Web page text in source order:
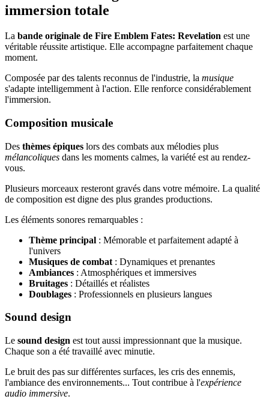
immersion totale
La bande originale de Fire Emblem Fates: Revelation est une
véritable réussite artistique. Elle accompagne parfaitement chaque
moment.
Composée par des talents reconnus de l'industrie, la musique
s'adapte intelligemment à l'action. Elle renforce considérablement
l'immersion.
Composition musicale
Des thèmes épiques lors des combats aux mélodies plus
mélancoliques dans les moments calmes, la variété est au rendez-
vous.
Plusieurs morceaux resteront gravés dans votre mémoire. La qualité
de composition est digne des plus grandes productions.
Les éléments sonores remarquables :
Thème principal : Mémorable et parfaitement adapté à
l'univers
Musiques de combat : Dynamiques et prenantes
Ambiances : Atmosphériques et immersives
Bruitages : Détaillés et réalistes
Doublages : Professionnels en plusieurs langues
Sound design
Le sound design est tout aussi impressionnant que la musique.
Chaque son a été travaillé avec minutie.
Le bruit des pas sur différentes surfaces, les cris des ennemis,
l'ambiance des environnements... Tout contribue à l'expérience
audio immersive.